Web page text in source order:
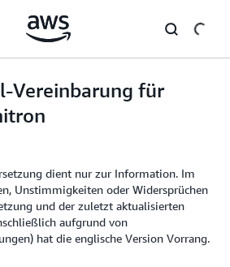
Vereinbarung für
dient nur zur Information. Im
Unstimmigkeiten oder Widersprüchen
und der zuletzt aktualisierten
aufgrund von
hat die englische Version Vorrang.